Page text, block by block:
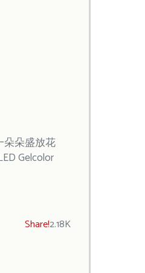
朵朵盛放花
Gelcolor
Share!2.18K